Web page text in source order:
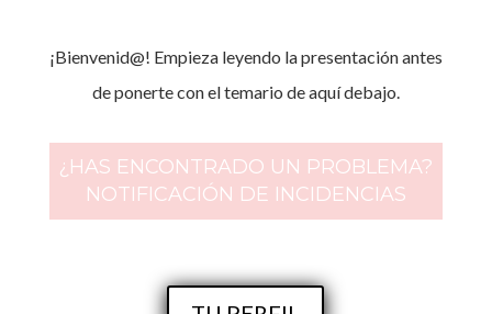
¡Bienvenid@! Empieza leyendo la presentación antes
de ponerte con el temario de aquí debajo.
¿HAS ENCONTRADO UN PROBLEMA?
NOTIFICACIÓN DE INCIDENCIAS